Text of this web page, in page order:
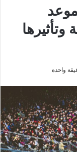
وتأثيرها
واحدة